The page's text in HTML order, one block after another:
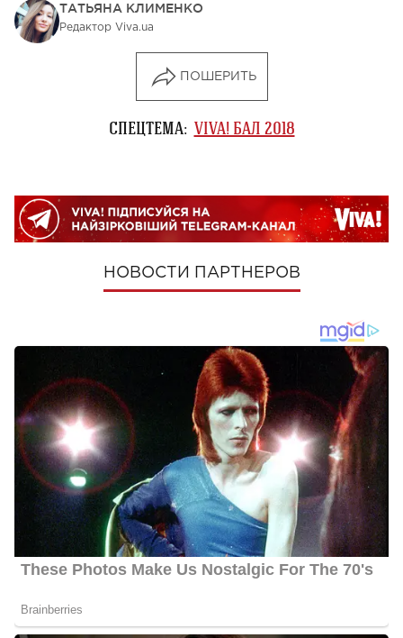
ТАТЬЯНА КЛИМЕНКО
Редактор Viva.ua
ПОШЕРИТЬ
СПЕЦТЕМА: VIVA! БАЛ 2018
НОВОСТИ ПАРТНЕРОВ